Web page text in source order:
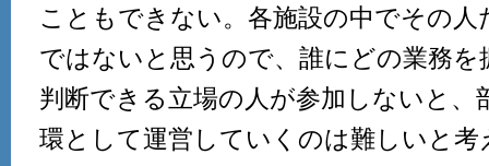
こともできない。各施設の中でその
ではないと思うので、誰にどの業務
判断できる立場の人が参加しないと、
環として運営していくのは難しいと考